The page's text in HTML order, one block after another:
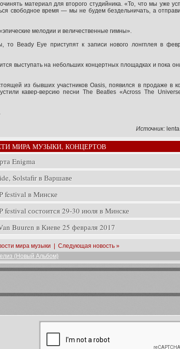
материал для второго студийника. «То, что мы уже
свободное время — мы не будем бездельничать, а
мелодии и величественные гимны».
то Beady Eye приступят к записи нового лонгплея в
выступать на небольших концертных площадках и пока
из бывших участников Oasis, появился в продаже в
кавер-версию песни The Beatles «Across The
Источник:
МИРА МУЗЫКИ, КОНЦЕРТОВ
Enigma
Solstafir в Варшаве
festival в Минске
festival состоится 29-30 июля в Минске
Buuren в Киеве 25 февраля 2017
мира музыки
Следующая новость »
(Новый Альбом)